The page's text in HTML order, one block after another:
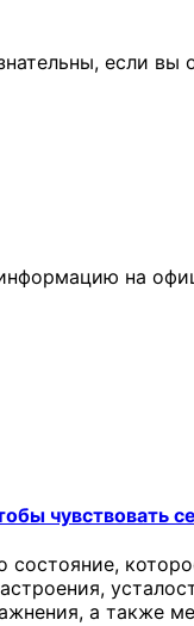
если вы
на
чувствовать
а также